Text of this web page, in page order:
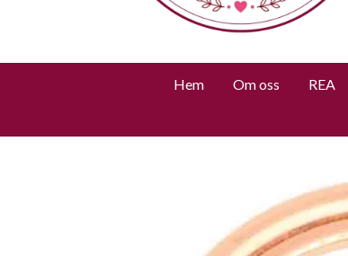
Hem Om oss REA